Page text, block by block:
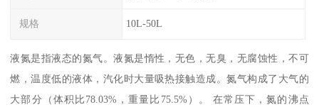
规格 10L-50L
液氮是指液态的氮气。液氮是惰性，无色，无臭，无腐蚀性，不可
燃，温度低的液体，汽化时大量吸热接触造成。氮气构成了大气的
大部分（体积比78.03%，重量比75.5%）。 在常压下，氮的沸点